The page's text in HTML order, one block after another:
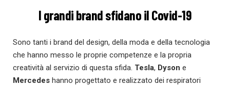
I grandi brand sfidano il Covid-19
Sono tanti i brand del design, della moda e della tecnologia
che hanno messo le proprie competenze e la propria
creatività al servizio di questa sfida. Tesla, Dyson e
Mercedes hanno progettato e realizzato dei respiratori